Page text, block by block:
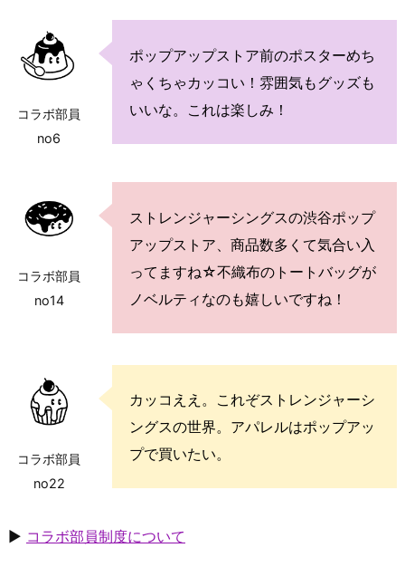
コラボ部員
no6
ポップアップストア前のポスターめち
ゃくちゃカッコい！雰囲気もグッズも
いいな。これは楽しみ！
コラボ部員
no14
ストレンジャーシングスの渋谷ポップ
アップストア、商品数多くて気合い入
ってますね☆不織布のトートバッグが
ノベルティなのも嬉しいですね！
コラボ部員
no22
カッコええ。これぞストレンジャーシ
ングスの世界。アパレルはポップアッ
プで買いたい。
▶ コラボ部員制度について